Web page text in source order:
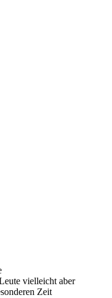
vielleicht aber
Zeit